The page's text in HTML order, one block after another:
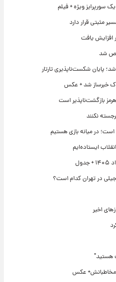
مثبتی قرار دارد
افزایش یافت
شد
پایان شکست‌ناپذیری تارتار
خبرساز شد + عکس
بازگشت‌ناپذیر است
نکنند
در میانه بازی هستیم
ایستاده‌ایم
در تهران کدام است؟
اخیر
هستید"
مخاطبانش+ عکس